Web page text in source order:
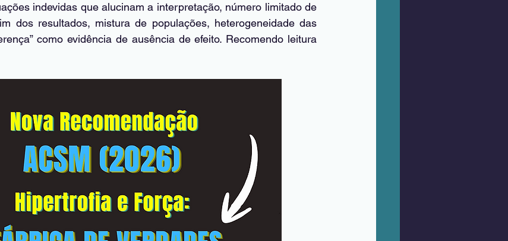
indevidas que alucinam a interpretação, número limitado de
dos resultados, mistura de populações, heterogeneidade das
como evidência de ausência de efeito. Recomendo leitura